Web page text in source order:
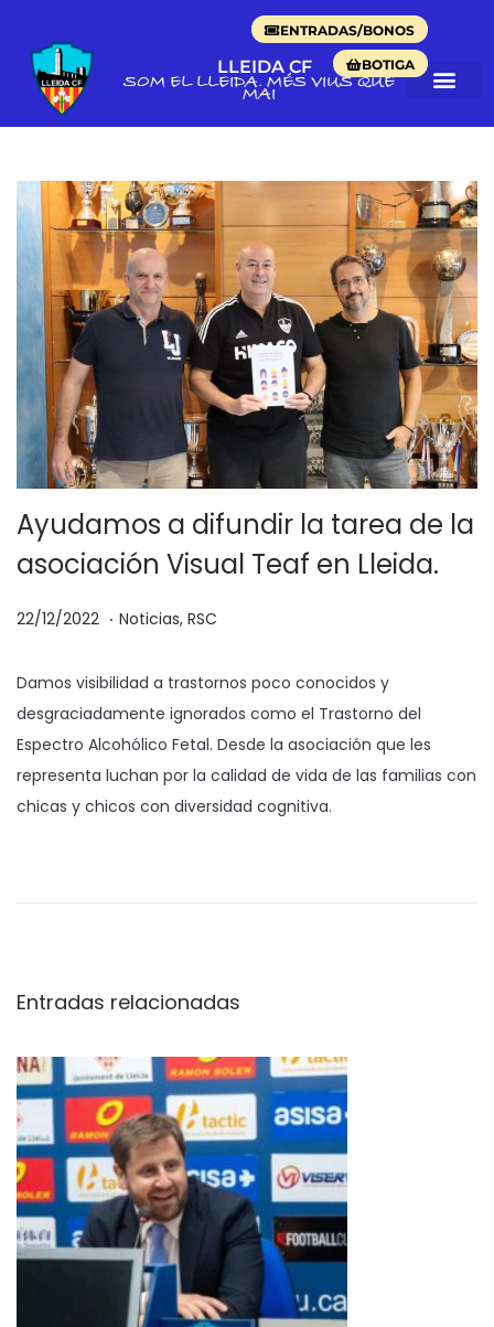
ENTRADAS/BONOS
BOTIGA
LLEIDA CF
SOM EL LLEIDA. MÉS VIUS QUE
MAI
Ayudamos a difundir la tarea de la
asociación Visual Teaf en Lleida.
P
b
l
i
c
a
22/12/2022 2
/
0
3
/
2
. P
b
l
i
c
a
Noticias, RSC
Damos visibilidad a trastornos poco conocidos y
desgraciadamente ignorados como el Trastorno del
Espectro Alcohólico Fetal. Desde la asociación que les
representa luchan por la calidad de vida de las familias con
chicas y chicos con diversidad cognitiva.
o
q
u
e
e
l
d
e
Entradas relacionadas